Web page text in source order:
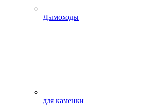
Дымоходы
для каменки